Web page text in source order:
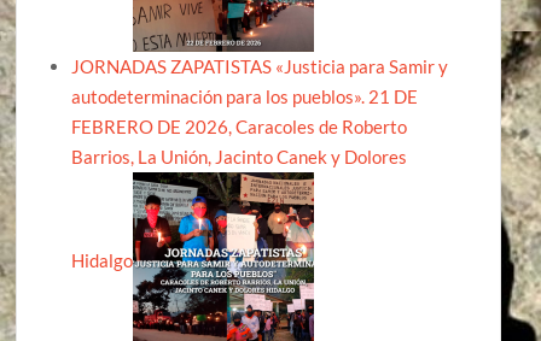
JORNADAS ZAPATISTAS «Justicia para Samir y
autodeterminación para los pueblos». 21 DE
FEBRERO DE 2026, Caracoles de Roberto
Barrios, La Unión, Jacinto Canek y Dolores
Hidalgo